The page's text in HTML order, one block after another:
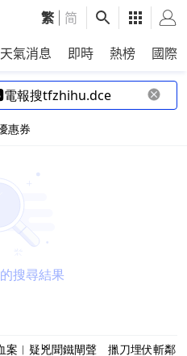
繁 简
天氣消息 即時 熱榜 國際